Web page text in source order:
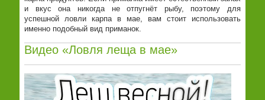
и вкус она никогда не отпугнёт рыбу, поэтому для
успешной ловли карпа в мае, вам стоит использовать
именно подобный вид приманок.
Видео «Ловля леща в мае»